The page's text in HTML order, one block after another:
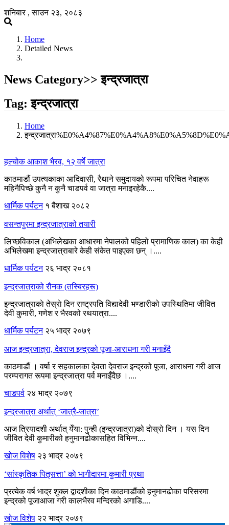
शनिबार , साउन २३, २०८३
Home
Detailed News
News Category>> इन्द्रजात्रा
Tag: इन्द्रजात्रा
Home
हल्चोक आकाश भैरव, १२ वर्षे जात्रा
काठमाडौं उपत्यकाका आदिवासी, रैथाने समुदायको रूपमा परिचित नेवाहरू
महिनैपिच्छे कुनै न कुनै चाडपर्व वा जात्रा मनाइरहेकै....
धार्मिक पर्यटन १ बैशाख २०८२
वसन्तपुरमा इन्द्रजात्राको तयारी
लिच्छविकाल (अभिलेखका आधारमा नेपालको पहिलो प्रामाणिक काल) का केही
अभिलेखमा इन्द्रजात्राबारे केही संकेत पाइएका छन् ।....
धार्मिक पर्यटन २६ भाद्र २०८१
इन्द्रजात्राको रौनक (तस्बिरहरू)
इन्द्रजात्राकाे तेस्राे दिन राष्ट्रपति विद्यादेवी भण्डारीको उपस्थितिमा जीवित
देवी कुमारी, गणेश र भैरवको रथयात्रा....
धार्मिक पर्यटन २५ भाद्र २०७९
आज इन्द्रजात्रा, देवराज इन्द्रको पूजा-आराधना गरी मनाइँदै
काठमाडौं । वर्षा र सहकालका देवता देवराज इन्द्रको पूजा, आराधना गरी आज
परम्परागत रूपमा इन्द्रजात्रा पर्व मनाइँदैछ ।....
चाडपर्व २४ भाद्र २०७९
इन्द्रजात्रा अर्थात् ‘जात्रै-जात्रा’
आज त्रियादशी अर्थात् येँया: पुन्ही (इन्द्रजात्रा)को दोस्रो दिन । यस दिन
जीवित देवी कुमारीको हनुमानढोकासहित विभिन्न....
खोज विशेष २३ भाद्र २०७९
‘सांस्कृतिक पितृसत्ता’ काे भागीदारमा कुमारी प्रथा
प्रत्येक वर्ष भाद्र शुक्ल द्वादशीका दिन काठमाडौंको हनुमानढोका परिसरमा
इन्द्रको पूजाआजा गरी कालभैरव मन्दिरको अगाडि....
खोज विशेष २२ भाद्र २०७९